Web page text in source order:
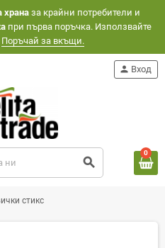
храна за крайни потребители и
при първа поръчка. Използвайте
Поръчай за вкъщи.
search
person Вход
0
стикс